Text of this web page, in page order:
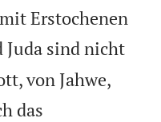
Erstochenen
Juda sind nicht
von Jahwe,
das